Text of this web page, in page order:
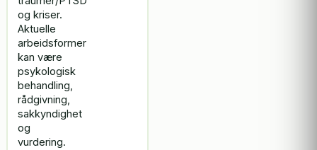
og kriser.
Aktuelle
arbeidsformer
kan være
psykologisk
behandling,
rådgivning,
sakkyndighet
og
vurdering.